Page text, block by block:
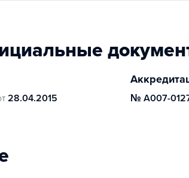
28.04.2015 № А007-